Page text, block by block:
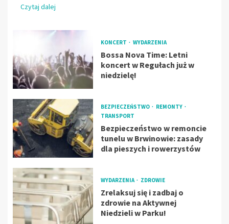
Czytaj dalej
KONCERT WYDARZENIA
Bossa Nova Time: Letni
koncert w Regułach już w
niedzielę!
BEZPIECZEŃSTWO
REMONTY
TRANSPORT
Bezpieczeństwo w remoncie
tunelu w Brwinowie: zasady
dla pieszych i rowerzystów
WYDARZENIA ZDROWIE
Zrelaksuj się i zadbaj o
zdrowie na Aktywnej
Niedzieli w Parku!